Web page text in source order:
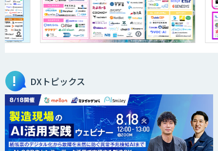
DXトピックス